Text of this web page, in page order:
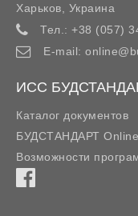
Харьков
Украина
Тел.: +38 (057)
E-mail:
ИСС
Каталог документов
БУДСТАНДАРТ Online
Возможности